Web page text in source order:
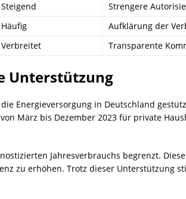
Steigend
Strengere
Häufig
Aufklärung der
Verbreitet Transparente
Unterstützung
Energieversorgung in Deutschland
März bis Dezember 2023 für private
Jahresverbrauchs begrenzt.
zu erhöhen. Trotz dieser Unterstützung